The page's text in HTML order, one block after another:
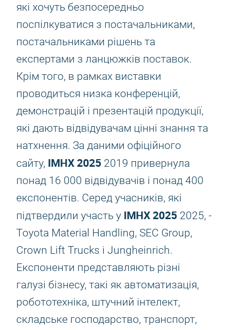
які хочуть безпосередньо
поспілкуватися з постачальниками,
постачальниками рішень та
експертами з ланцюжків поставок.
Крім того, в рамках виставки
проводиться низка конференцій,
демонстрацій і презентацій продукції,
які дають відвідувачам цінні знання та
натхнення. За даними офіційного
сайту, IMHX 2025 2019 привернула
понад 16 000 відвідувачів і понад 400
експонентів. Серед учасників, які
підтвердили участь у IMHX 2025 2025, -
Toyota Material Handling, SEC Group,
Crown Lift Trucks і Jungheinrich.
Експоненти представляють різні
галузі бізнесу, такі як автоматизація,
робототехніка, штучний інтелект,
складське господарство, транспорт,